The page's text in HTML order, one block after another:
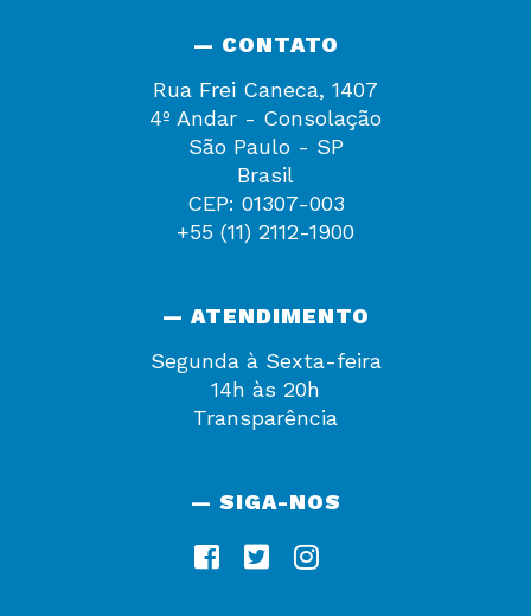
— CONTATO
Rua Frei Caneca, 1407
4º Andar - Consolação
São Paulo - SP
Brasil
CEP: 01307-003
+55 (11) 2112-1900
— ATENDIMENTO
Segunda à Sexta-feira
14h às 20h
Transparência
— SIGA-NOS